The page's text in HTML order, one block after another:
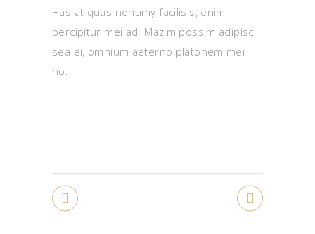
Has at quas nonumy facilisis, enim
percipitur mei ad. Mazim possim adipisci
sea ei, omnium aeterno platonem mei
no.